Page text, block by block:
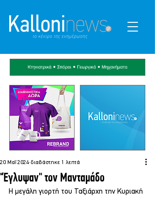
"Έγλυψαν" τον Μανταμάδο
20 Μαΐ 2024 διαβάστηκε 1 λεπτά
Η μεγάλη γιορτή του Ταξιάρχη την Κυριακή